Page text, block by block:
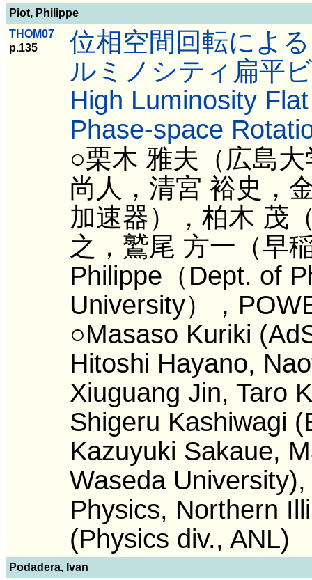
Piot, Philippe
THOM07
p.135
位相空間回転によ
ルミノシティ扁平
High Luminosity
Phase-space
○栗木 雅夫（広島
尚人，清宮 裕史，
加速器），柏木 茂
之，鷲尾 方一（早
Philippe（Dept. of
University），
○Masaso Kuriki
Hitoshi Hayano,
Xiuguang Jin, Taro
Shigeru Kashiwagi
Kazuyuki Sakaue,
Waseda
Physics, Northern
(Physics div., ANL)
Podadera, Ivan